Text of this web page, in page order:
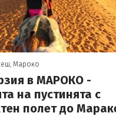
Мароко
в МАРОКО -
на пустинята с
полет до